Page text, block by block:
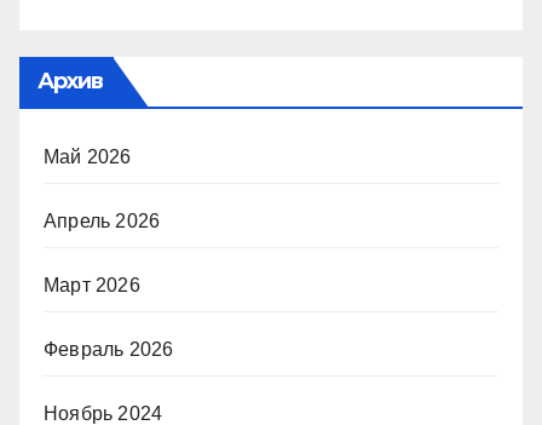
Архив
Май 2026
Апрель 2026
Март 2026
Февраль 2026
Ноябрь 2024